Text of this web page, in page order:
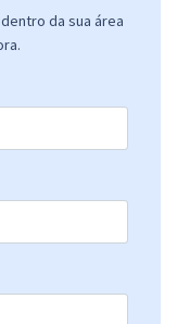
da sua área